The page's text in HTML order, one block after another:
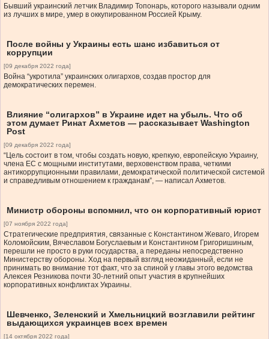
Бывший украинский летчик Владимир Топонарь, которого называли одним
из лучших в мире, умер в оккупированном Россией Крыму.
После войны у Украины есть шанс избавиться от
коррупции
[09 декабря 2022 года]
Война “укротила” украинских олигархов, создав простор для
демократических перемен.
Влияние “олигархов” в Украине идет на убыль. Что об
этом думает Ринат Ахметов — рассказывает Washington
Post
[09 декабря 2022 года]
“Цель состоит в том, чтобы создать новую, крепкую, европейскую Украину,
члена ЕС с мощными институтами, верховенством права, четкими
антикоррупционными правилами, демократической политической системой
и справедливым отношением к гражданам”, — написал Ахметов.
Министр обороны вспомнил, что он корпоративный юрист
[07 ноября 2022 года]
Стратегические предприятия, связанные с Константином Жеваго, Игорем
Коломойским, Вячеславом Богуслаевым и Константином Григоришиным,
перешли не просто в руки государства, а переданы непосредственно
Министерству обороны. Ход на первый взгляд неожиданный, если не
принимать во внимание тот факт, что за спиной у главы этого ведомства
Алексея Резникова почти 30-летний опыт участия в крупнейших
корпоративных конфликтах Украины.
Шевченко, Зеленский и Хмельницкий возглавили рейтинг
выдающихся украинцев всех времен
[14 октября 2022 года]